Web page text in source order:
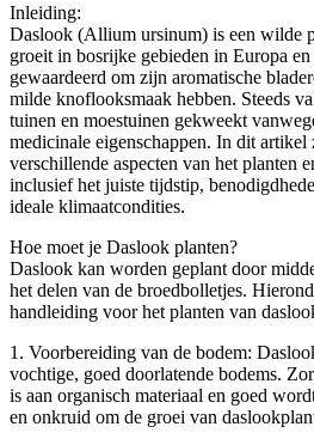
Inleiding:
Daslook (Allium ursinum) is een wilde
groeit in bosrijke gebieden in Europa
gewaardeerd om zijn aromatische
milde knoflooksmaak hebben. Steeds
tuinen en moestuinen gekweekt
medicinale eigenschappen. In dit
verschillende aspecten van het planten
inclusief het juiste tijdstip,
ideale klimaatcondities.
Hoe moet je Daslook planten?
Daslook kan worden geplant door
het delen van de broedbolletjes.
handleiding voor het planten van
1. Voorbereiding van de bodem:
vochtige, goed doorlatende bodems.
is aan organisch materiaal en goed
en onkruid om de groei van